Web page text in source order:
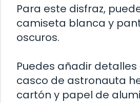
Para este disfraz,
camiseta blanca y
oscuros.
Puedes añadir
casco de astronauta
cartón y papel de